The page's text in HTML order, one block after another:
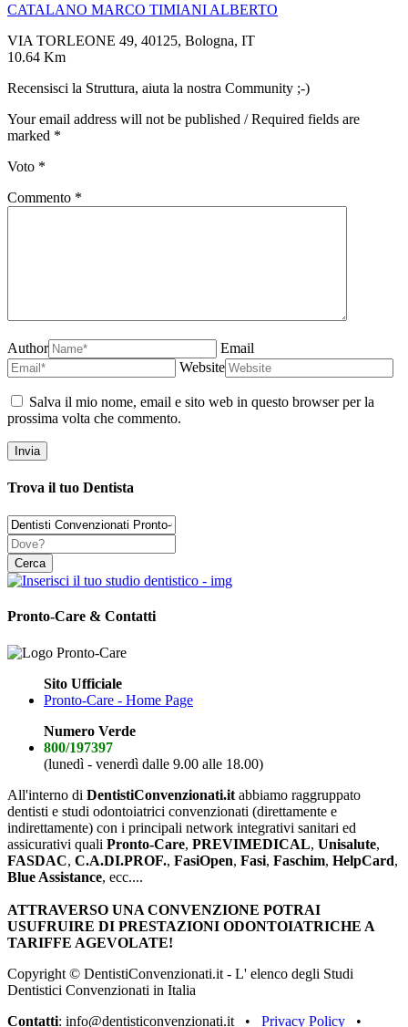
CATALANO MARCO TIMIANI ALBERTO
VIA TORLEONE 49, 40125, Bologna, IT
10.64 Km
Recensisci la Struttura, aiuta la nostra Community ;-)
Your email address will not be published / Required fields are
marked *
Voto *
Commento *
Author
Email
Website
Salva il mio nome, email e sito web in questo browser per la
prossima volta che commento.
Trova il tuo Dentista
Pronto-Care & Contatti
Sito Ufficiale
Pronto-Care - Home Page
Numero Verde
800/197397
(lunedì - venerdì dalle 9.00 alle 18.00)
All'interno di DentistiConvenzionati.it abbiamo raggruppato
dentisti e studi odontoiatrici convenzionati (direttamente e
indirettamente) con i principali network integrativi sanitari ed
assicurativi quali Pronto-Care, PREVIMEDICAL, Unisalute,
FASDAC, C.A.DI.PROF., FasiOpen, Fasi, Faschim, HelpCard,
Blue Assistance, ecc....
ATTRAVERSO UNA CONVENZIONE POTRAI
USUFRUIRE DI PRESTAZIONI ODONTOIATRICHE A
TARIFFE AGEVOLATE!
Copyright © DentistiConvenzionati.it - L' elenco degli Studi
Dentistici Convenzionati in Italia
Contatti: info@dentisticonvenzionati.it • Privacy Policy •